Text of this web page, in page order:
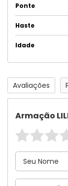
Ponte
Haste
Idade
Avaliações
Armação